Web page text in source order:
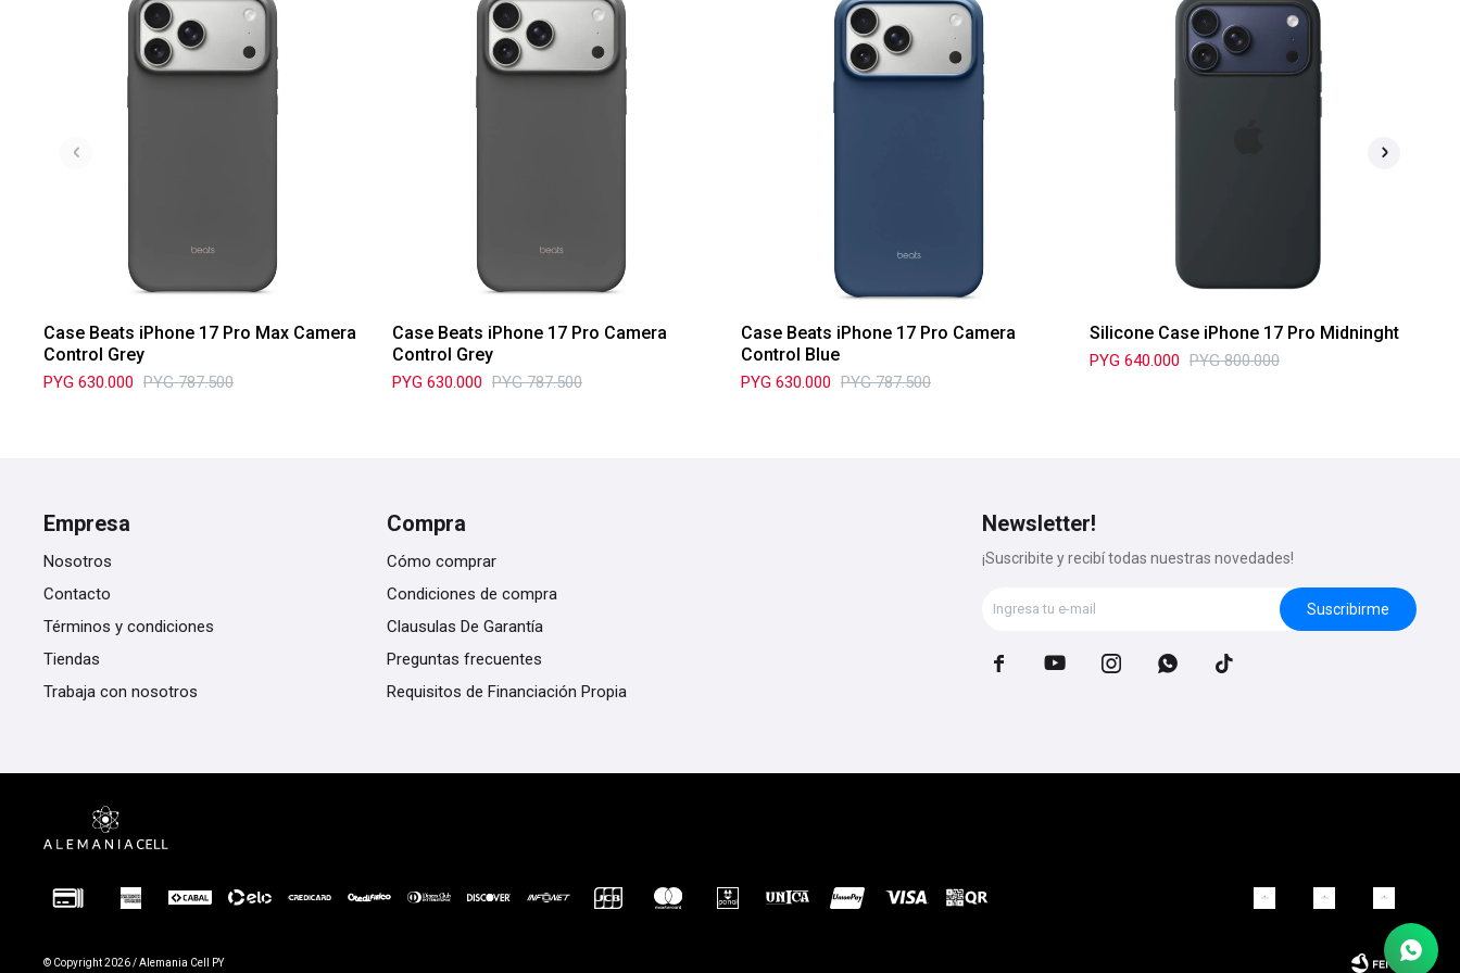
Case Beats iPhone 17 Pro Max Camera
Control Grey
PYG 630.000 PYG 787.500
Case Beats iPhone 17 Pro Camera
Control Grey
PYG 630.000 PYG 787.500
Case Beats iPhone 17 Pro Camera
Control Blue
PYG 630.000 PYG 787.500
Silicone Case iPhone 17 Pro Midninght
PYG 640.000 PYG 800.000
Empresa
Nosotros
Contacto
Términos y condiciones
Tiendas
Trabaja con nosotros
Compra
Cómo comprar
Condiciones de compra
Clausulas De Garantía
Preguntas frecuentes
Requisitos de Financiación Propia
Newsletter!
¡Suscribite y recibí todas nuestras novedades!
Suscribirme
    
© Copyright 2026 / Alemania Cell PY